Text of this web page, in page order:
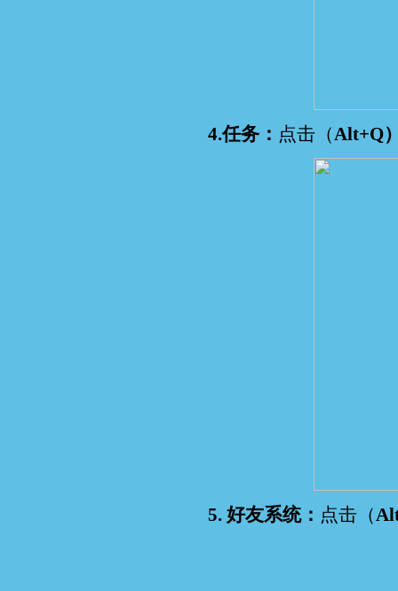
4.任务： 点击（Alt+Q
5. 好友系统： 点击（